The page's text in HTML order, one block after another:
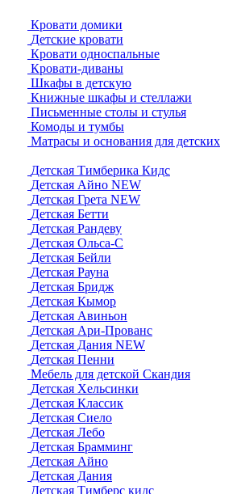
Кровати домики
Детские кровати
Кровати односпальные
Кровати-диваны
Шкафы в детскую
Книжные шкафы и стеллажи
Письменные столы и стулья
Комоды и тумбы
Матрасы и основания для детских
Детская Тимберика Кидс
Детская Айно NEW
Детская Грета NEW
Детская Бетти
Детская Рандеву
Детская Ольса-С
Детская Бейли
Детская Рауна
Детская Бридж
Детская Кымор
Детская Авиньон
Детская Ари-Прованс
Детская Дания NEW
Детская Пенни
Мебель для детской Скандия
Детская Хельсинки
Детская Классик
Детская Сиело
Детская Лебо
Детская Брамминг
Детская Айно
Детская Дания
Детская Тимберс кидс